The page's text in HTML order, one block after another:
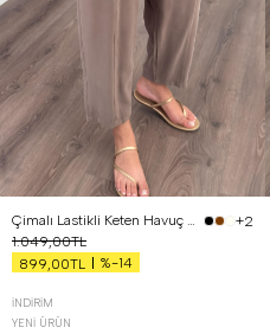
Çimalı Lastikli Keten Havuç Pantolon mocha
+2
1.049,00TL
899,00TL
%-14
İNDIRIM
YENI ÜRÜN